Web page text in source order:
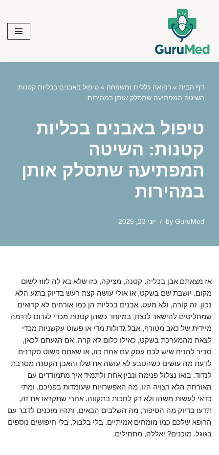
content
דף הבית » רפואה כללית ומשפחה » טיפול באבנים בכליות קטנות:
השיטה המפתיעה שתסלק אותן במהירות
טיפול באבנים בכליות
קטנות: השיטה
המפתיעה שתסלק אותן
במהירות
by GuruMed יוני 23, 2025
אז מצאתם אבן בכליה. קטנה, מציקה, כזו שלא בא לה לזוז לשום
מקום. יושבת שם בשקט, או אולי עושה קצת רעש בדיוק ברגע הלא
נכון. זה קורה, ולא מעט. אבנים בכליות הן כמו אורחים לא קרואים
שמחליטים להישאר לנצח, במיוחד כשהן קטנות מכדי לגרום לדרמה
מיידית של כאב מטורף, אבל גדולות מדי או פשוט עקשניות מכדי
לצאת מהמערכת בשקט, כאילו כלום לא קרה. אם הגעתם לכאן,
סביר להניח שיש לכם עסק עם אחת כזו, או שאתם פשוט סקרנים
לדעת מה עושים כשהטבע לא עושה את שלו והאבן הקטנה מסרבת
לנדוד. בואו נצלול פנימה ונבין אחת ולתמיד איך מתמודדים עם
האורחת הלא רצויה הזו, מה האפשרויות שעומדות בפניכם, ומתי
כדאי לעשות משהו ולא רק לחכות בתקווה. אחרי שתקראו את זה,
תדעו בדיוק מה הסיפור, מה השלבים הבאים, ותהיו מוכנים לדבר עם
הרופא שלכם כמו מומחים אמיתיים. בלי בלבול, בלי חיפושים נוספים
בגוגל. מוכנים? יאללה, מתחילים.